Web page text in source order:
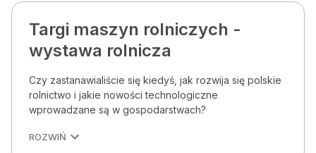
Targi maszyn rolniczych -
wystawa rolnicza
Czy zastanawialiście się kiedyś, jak rozwija się polskie
rolnictwo i jakie nowości technologiczne
wprowadzane są w gospodarstwach?
ROZWIŃ